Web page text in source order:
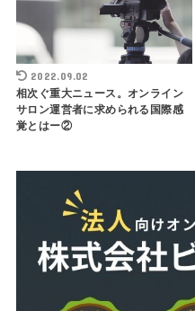
2022.09.02
相次ぐ重大ニュース。オンライン
サロン運営者に求められる国際感
覚とはー②